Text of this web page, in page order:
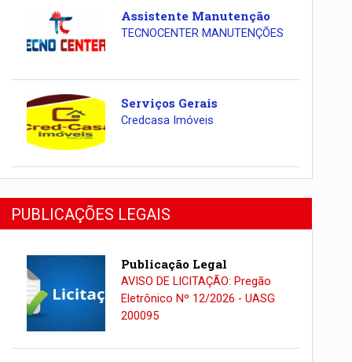
Assistente Manutenção
TECNOCENTER MANUTENÇÕES
Serviços Gerais
Credcasa Imóveis
PUBLICAÇÕES LEGAIS
Publicação Legal
AVISO DE LICITAÇÃO: Pregão
Eletrônico Nº 12/2026 - UASG
200095